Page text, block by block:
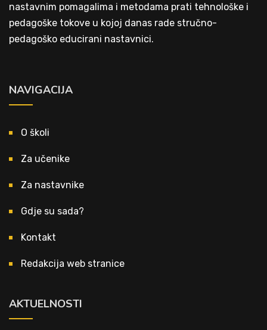
nastavnim pomagalima i metodama prati tehnološke i
pedagoške tokove u kojoj danas rade stručno-
pedagoško educirani nastavnici.
NAVIGACIJA
O školi
Za učenike
Za nastavnike
Gdje su sada?
Kontakt
Redakcija web stranice
AKTUELNOSTI